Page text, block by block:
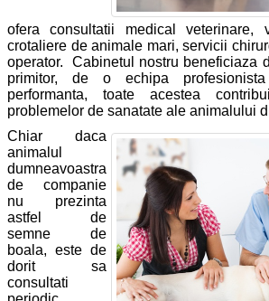
ofera consultatii medical veterinare,
crotaliere de animale mari, servicii
operator. Cabinetul nostru beneficiaza
primitor, de o echipa
performanta, toate acestea
problemelor de sanatate ale animalului
Chiar daca
animalul
dumneavoastra
de companie
nu prezinta
astfel de
semne de
boala, este de
dorit sa
consultati